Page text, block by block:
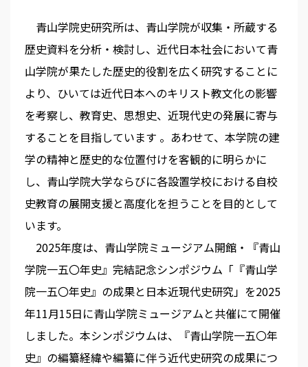
青山学院史研究所は、青山学院が収集・所蔵する
歴史資料を分析・検討し、近代日本社会において青
山学院が果たした歴史的役割を広く研究することに
より、ひいては近代日本へのキリスト教文化の影響
を考察し、教育史、思想史、近現代史の発展に寄与
することを目指しています 。あわせて、本学院の建
学の精神と歴史的な位置付けを客観的に明らかに
し、青山学院大学ならびに各設置学校における自校
史教育の展開支援と高度化を担うことを目的として
います。
2025年度は、青山学院ミュージアム開館・『青山
学院一五〇年史』完結記念シンポジウム「『青山学
院一五〇年史』の成果と日本近現代史研究」を2025
年11月15日に青山学院ミュージアムと共催にて開催
しました。本シンポジウムは、『青山学院一五〇年
史』の編纂経緯や編纂に伴う近代史研究の成果につ